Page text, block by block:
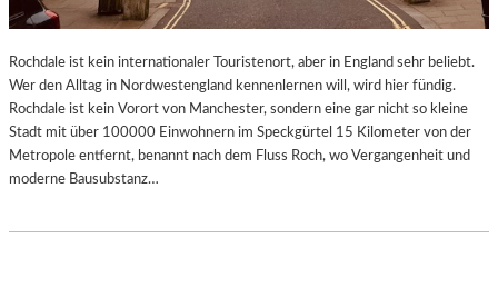
Rochdale ist kein internationaler Touristenort, aber in England sehr beliebt.
Wer den Alltag in Nordwestengland kennenlernen will, wird hier fündig.
Rochdale ist kein Vorort von Manchester, sondern eine gar nicht so kleine
Stadt mit über 100000 Einwohnern im Speckgürtel 15 Kilometer von der
Metropole entfernt, benannt nach dem Fluss Roch, wo Vergangenheit und
moderne Bausubstanz…